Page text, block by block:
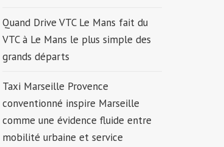
Quand Drive VTC Le Mans fait du
VTC à Le Mans le plus simple des
grands départs
Taxi Marseille Provence
conventionné inspire Marseille
comme une évidence fluide entre
mobilité urbaine et service